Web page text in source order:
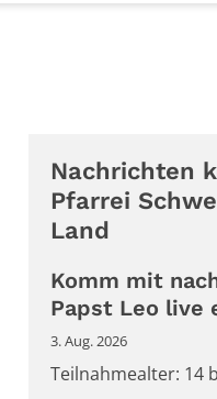
Nachrichten
Pfarrei
Land
Komm mit
Papst Leo live
3. Aug. 2026
Teilnahmealter: 14